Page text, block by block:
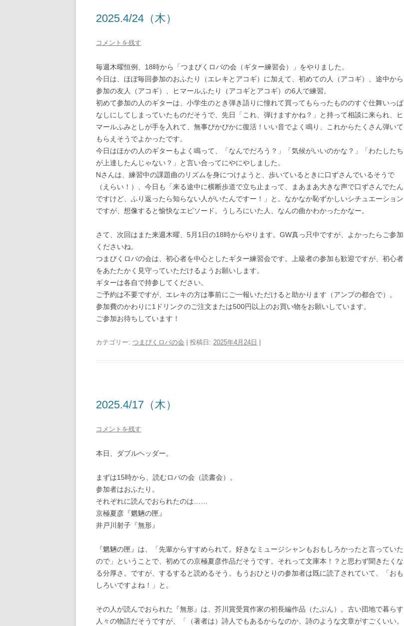
2025.4/24（木）
コメントを残す
毎週木曜恒例、18時から「つまびくロバの会（ギター練習会）」をやりました。
今日は、ほぼ毎回参加のおふたり（エレキとアコギ）に加えて、初めての人（アコギ）、途中から
参加の友人（アコギ）、ヒマールふたり（アコギとアコギ）の6人で練習。
初めて参加の人のギターは、小学生のとき弾き語りに憧れて買ってもらったもののすぐ仕舞いっぱ
なしにしてしまっていたものだそうで、先日「これ、弾けますかね？」と持って相談に来られ、ヒ
マールふみとしが手を入れて、無事ぴかぴかに復活！いい音でよく鳴り、これからたくさん弾いて
もらえそうでよかったです。
今日はほかの人のギターもよく鳴って、「なんでだろう？」「気候がいいのかな？」「わたしたち
が上達したんじゃない？」と言い合ってにやにやしました。
Nさんは、練習中の課題曲のリズムを身につけようと、歩いているときに口ずさんでいるそうで
（えらい！）、今日も「来る途中に横断歩道で立ち止まって、まあまあ大きな声で口ずさんでたん
ですけど、ふり返ったら知らない人がいたんですー！」と。なかなか恥ずかしいシチュエーション
ですが、想像すると愉快なエピソード。うしろにいた人、なんの曲かわかったかなー。
さて、次回はまた来週木曜、5月1日の18時からやります。GW真っ只中ですが、よかったらご参加
くださいね。
つまびくロバの会は、初心者を中心としたギター練習会です。上級者の参加も歓迎ですが、初心者
をあたたかく見守っていただけるようお願いします。
ギターは各自で持参してください。
ご予約は不要ですが、エレキの方は事前にご一報いただけると助かります（アンプの都合で）。
参加費のかわりに1ドリンクのご注文または500円以上のお買い物をお願いしています。
ご参加お待ちしています！
カテゴリー: つまびくロバの会 | 投稿日: 2025年4月24日
2025.4/17（木）
コメントを残す
本日、ダブルヘッダー。
まずは15時から、読むロバの会（読書会）。
参加者はおふたり。
それぞれに読んでおられたのは……
京極夏彦『魍魎の匣』
井戸川射子『無形』
『魍魎の匣』は、「先輩からすすめられて。好きなミュージシャンもおもしろかったと言っていた
ので」ということで、初めての京極夏彦作品だそうです。それって文庫本！？と思わず聞きたくな
る分厚さ。ですが、するすると読めるそう。もうおひとりの参加者は既に読了されていて、「おも
しろいですよね！」と。
その人が読んでおられた『無形』は、芥川賞受賞作家の初長編作品（たぶん）。古い団地で暮らす
人々の物語だそうですが、「（著者は）詩人でもあるからなのか、詩のような文章がすごくいい。